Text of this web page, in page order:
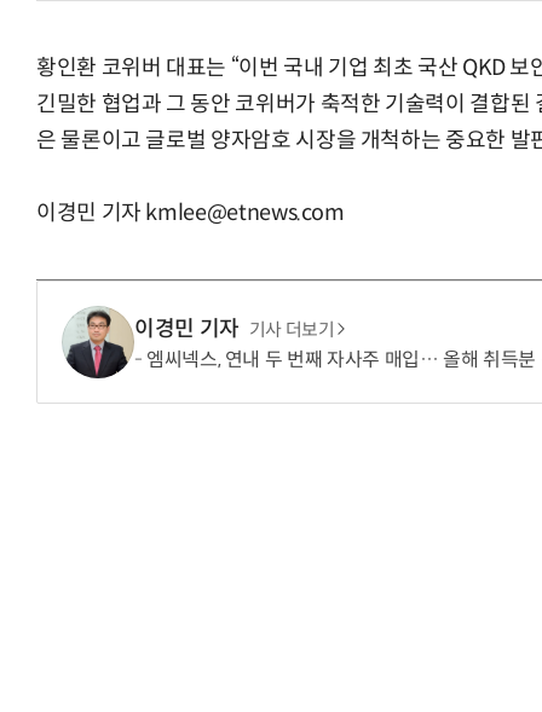
황인환 코위버 대표는 “이번 국내 기업 최초 국산 QKD
긴밀한 협업과 그 동안 코위버가 축적한 기술력이 결합된
은 물론이고 글로벌 양자암호 시장을 개척하는 중요한 발
이경민 기자 kmlee@etnews.com
이경민 기자 기사 더보기
엠씨넥스, 연내 두 번째 자사주 매입… 올해 취득분